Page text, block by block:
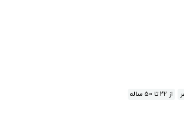
از 22 تا 50 ساله